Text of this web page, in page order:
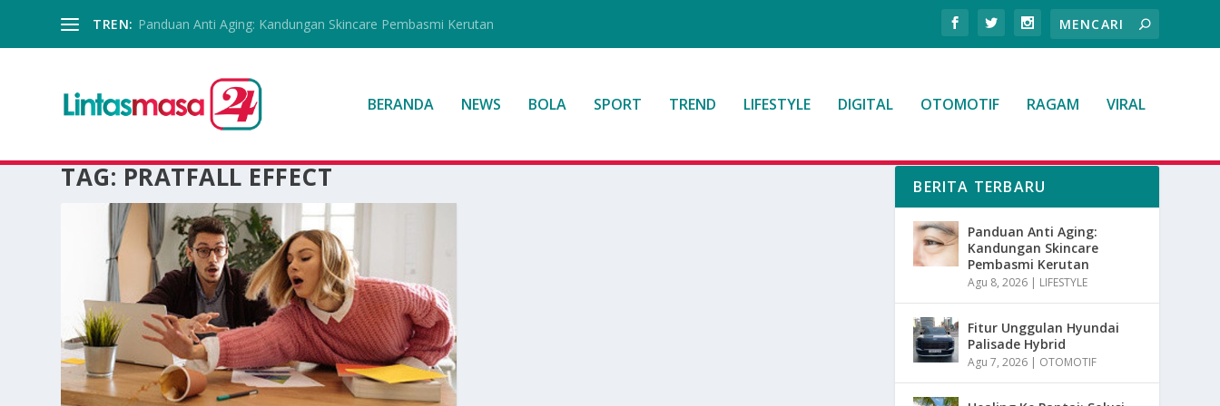
TREN: Panduan Anti Aging: Kandungan Skincare Pembasmi Kerutan
BERANDA NEWS BOLA SPORT TREND LIFESTYLE DIGITAL OTOMOTIF RAGAM VIRAL
TAG: PRATFALL EFFECT BERITA TERBARU
Panduan Anti Aging:
Kandungan Skincare
Pembasmi Kerutan
Agu 8, 2026 | LIFESTYLE
Fitur Unggulan Hyundai
Palisade Hybrid
Agu 7, 2026 | OTOMOTIF